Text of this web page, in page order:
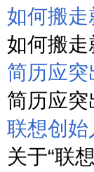
如何搬走
如何搬走
简历应
简历应
联想创
关于“联